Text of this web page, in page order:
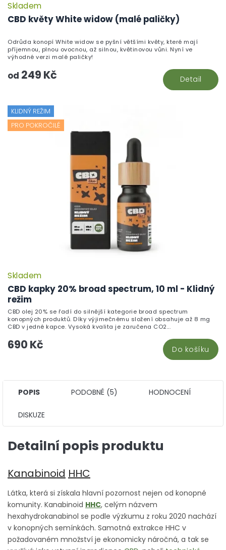
CBD květy White widow (malé paličky)
Skladem
od 249 Kč Detail
Odrůda konopí White widow se pyšní většími květy, které mají
příjemnou, plnou ovocnou, až silnou, květinovou vůni. Nyní ve
výhodné verzi malé paličky!
KLIDNÝ REŽIM
PRO POKROČILÉ
CBD kapky 20% broad spectrum, 10 ml - Klidný
režim
Skladem
690 Kč Do košíku
CBD olej 20% se řadí do silnější kategorie broad spectrum
konopných produktů. Díky výjimečnému složení obsahuje až 8 mg
CBD v jedné kapce. Vysoká kvalita je zaručena CO2...
POPIS PODOBNÉ (5) HODNOCENÍ
DISKUZE
Detailní popis produktu
Kanabinoid HHC
Látka, která si získala hlavní pozornost nejen od konopné
komunity. Kanabinoid HHC, celým názvem
hexahydrokanabinol se podle výzkumu z roku 2020 nachází
v konopných semínkách. Samotná extrakce HHC v
požadovaném množství je ekonomicky náročná, a tak se